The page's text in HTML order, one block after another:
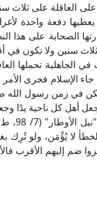
العاقلة على ثلاث
دفعة واحدة
الصحابة على هذا
سنين ولا تكون في
في الجاهلية تحملها
جاء الإسلام فجرى
يكن في زمن رسول الله
أهل كل ناحية يدًا
وقال
لا يُؤْمَن، ولو
ضم إليهم